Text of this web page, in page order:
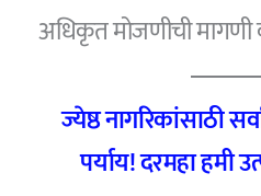
अधिकृत मोजणीची मागणी
ज्येष्ठ नागरिकांसाठी
पर्याय! दरमहा हमी